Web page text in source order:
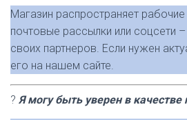
Магазин распространяет
почтовые рассылки или соцсети
своих партнеров. Если нужен
его на нашем сайте.
? Я могу быть уверен в качестве